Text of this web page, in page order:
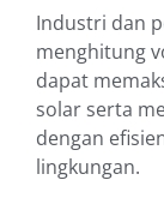
Industri dan
menghitung
dapat
solar serta
dengan
lingkungan.